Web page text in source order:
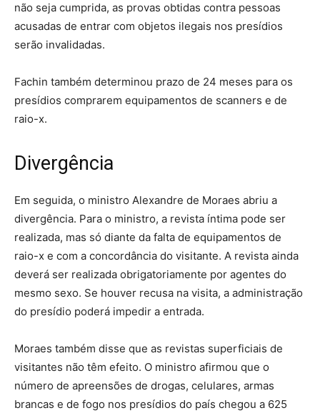
não seja cumprida, as provas obtidas contra pessoas
acusadas de entrar com objetos ilegais nos presídios
serão invalidadas.
Fachin também determinou prazo de 24 meses para os
presídios comprarem equipamentos de scanners e de
raio-x.
Divergência
Em seguida, o ministro Alexandre de Moraes abriu a
divergência. Para o ministro, a revista íntima pode ser
realizada, mas só diante da falta de equipamentos de
raio-x e com a concordância do visitante. A revista ainda
deverá ser realizada obrigatoriamente por agentes do
mesmo sexo. Se houver recusa na visita, a administração
do presídio poderá impedir a entrada.
Moraes também disse que as revistas superficiais de
visitantes não têm efeito. O ministro afirmou que o
número de apreensões de drogas, celulares, armas
brancas e de fogo nos presídios do país chegou a 625